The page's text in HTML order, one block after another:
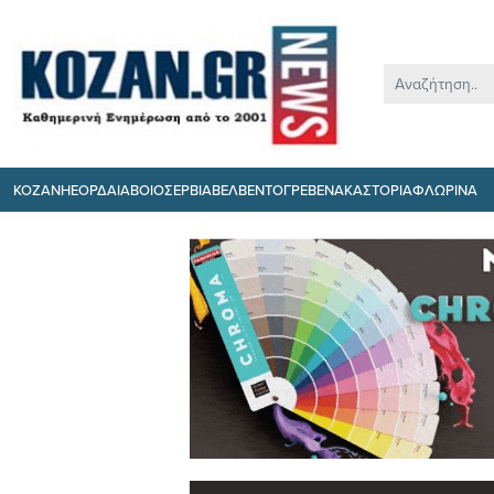
ΚΟΖΑΝΗΕΟΡΔΑΙΑΒΟΙΟΣΕΡΒΙΑΒΕΛΒΕΝΤΟΓΡΕΒΕΝΑΚΑΣΤΟΡΙΑΦΛΩΡΙΝΑ